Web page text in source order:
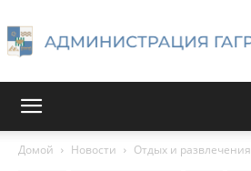
Домой Новости Отдых и развлечения